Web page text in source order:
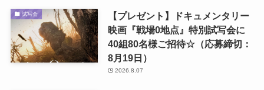
試写会
【プレゼント】ドキュメンタリー
映画『戦場0地点』特別試写会に
40組80名様ご招待☆（応募締切：
8月19日）
2026.8.07